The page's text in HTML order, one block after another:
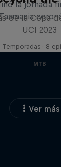
de la Copa
UCI 2023
Temporadas · 8
MTB
Ver más